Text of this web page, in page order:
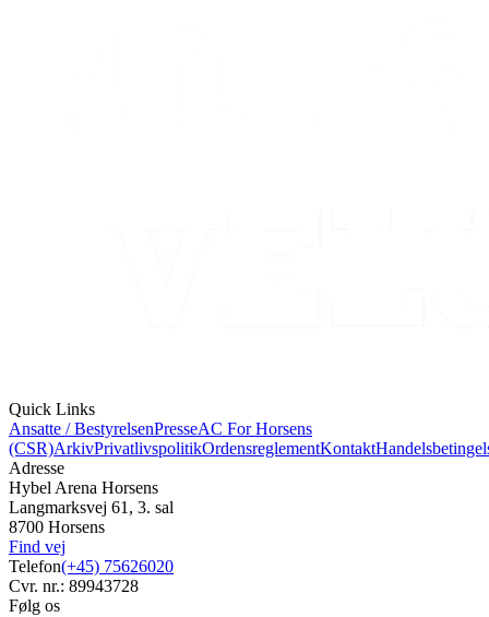
Quick Links
Ansatte / BestyrelsenPresseAC For Horsens
(CSR)ArkivPrivatlivspolitikOrdensreglementKontakt
Adresse
Hybel Arena Horsens
Langmarksvej 61, 3. sal
8700 Horsens
Find vej
Telefon(+45) 75626020
Cvr. nr.: 89943728
Følg os